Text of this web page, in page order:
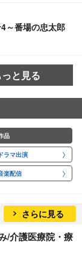
～番場の忠太郎
と見る
品
ドラマ出演
楽配信
さらに見る
/介護医療院・療